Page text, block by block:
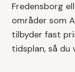
Fredensborg
områder som
tilbyder fast
tidsplan, så du